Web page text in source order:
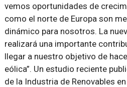
vemos oportunidades de
como el norte de Europa son
dinámico para nosotros. La
realizará una importante
llegar a nuestro objetivo de
eólica . Un estudio reciente
de la Industria de Renovables